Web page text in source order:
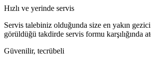
Hızlı ve yerinde servis
Servis talebiniz olduğunda size en yakın
görüldüğü takdirde servis formu karşılığında
Güvenilir, tecrübeli